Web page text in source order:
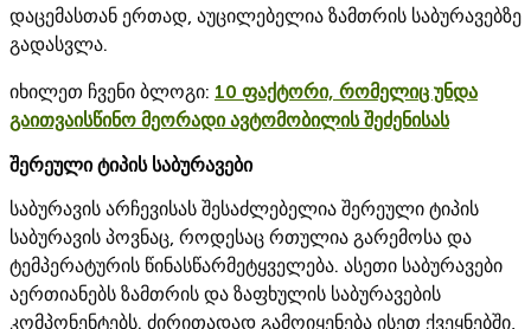
დაცემასთან ერთად, აუცილებელია ზამთრის საბურავებზე
გადასვლა.
იხილეთ ჩვენი ბლოგი: 10 ფაქტორი, რომელიც უნდა
გაითვაისწინო მეორადი ავტომობილის შეძენისას
შერეული ტიპის საბურავები
საბურავის არჩევისას შესაძლებელია შერეული ტიპის
საბურავის პოვნაც, როდესაც რთულია გარემოსა და
ტემპერატურის წინასწარმეტყველება. ასეთი საბურავები
აერთიანებს ზამთრის და ზაფხულის საბურავების
კომპონენტებს. ძირითადად გამოიყენება ისეთ ქვეყნებში,